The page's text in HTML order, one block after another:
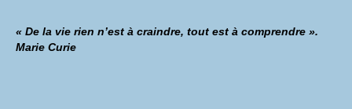
« De la vie rien n’est à craindre, tout est à comprendre ».
Marie Curie